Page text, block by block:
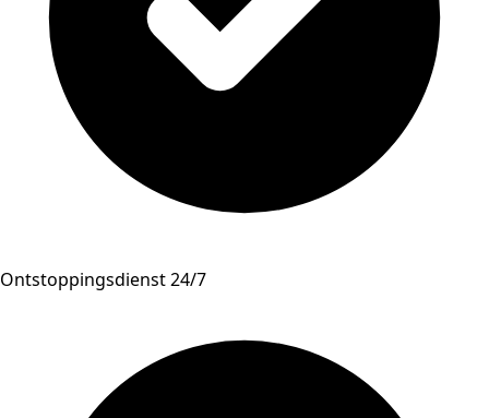
Ontstoppingsdienst 24/7